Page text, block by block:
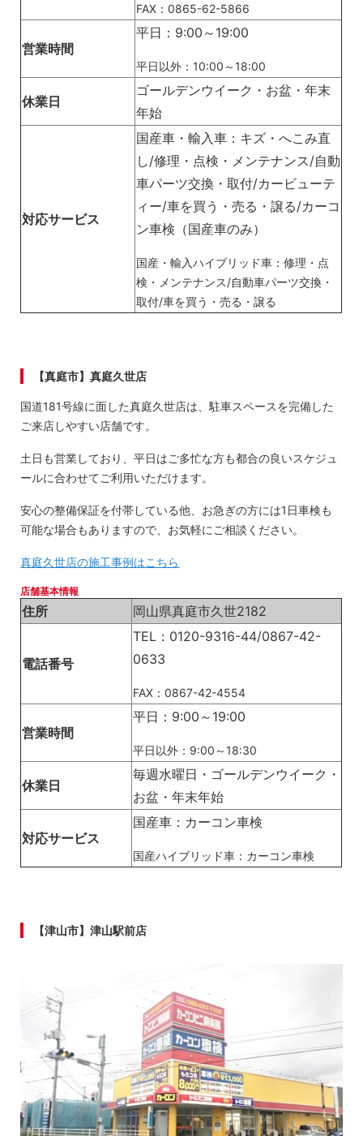
FAX：0865-62-5866
営業時間
平日：9:00～19:00
平日以外：10:00～18:00
休業日
ゴールデンウイーク・お盆・年末
年始
対応サービス
国産車・輸入車：キズ・へこみ直
し/修理・点検・メンテナンス/自動
車パーツ交換・取付/カービューテ
ィー/車を買う・売る・譲る/カーコ
ン車検（国産車のみ）
国産・輸入ハイブリッド車：修理・点
検・メンテナンス/自動車パーツ交換・
取付/車を買う・売る・譲る
【真庭市】真庭久世店
国道181号線に面した真庭久世店は、駐車スペースを完備した
ご来店しやすい店舗です。
土日も営業しており、平日はご多忙な方も都合の良いスケジュ
ールに合わせてご利用いただけます。
安心の整備保証を付帯している他、お急ぎの方には1日車検も
可能な場合もありますので、お気軽にご相談ください。
真庭久世店の施工事例はこちら
店舗基本情報
住所 岡山県真庭市久世2182
電話番号
TEL：0120-9316-44/0867-42-
0633
FAX：0867-42-4554
営業時間
平日：9:00～19:00
平日以外：9:00～18:30
休業日
毎週水曜日・ゴールデンウイーク・
お盆・年末年始
対応サービス
国産車：カーコン車検
国産ハイブリッド車：カーコン車検
【津山市】津山駅前店